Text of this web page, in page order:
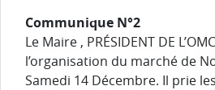
Communique N°2
Le Maire , PRÉSIDENT DE
l’organisation du marché de
Samedi 14 Décembre. Il prie